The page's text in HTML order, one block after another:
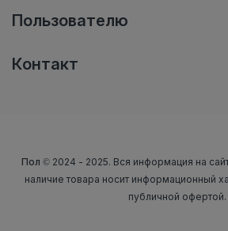
Пользователю
Контакт
Пол © 2024 - 2025. Вся информация на
наличие товара носит информационный
публичной офертой.